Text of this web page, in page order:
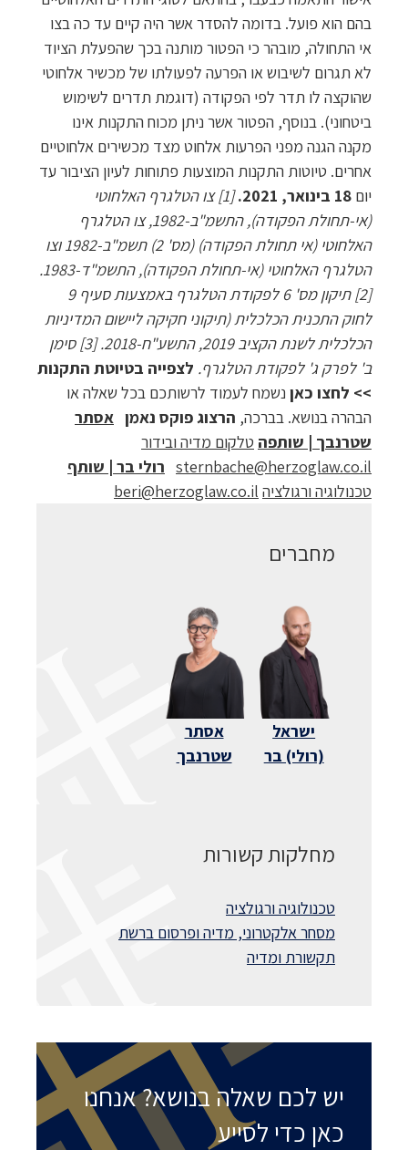
בהם הוא פועל. בדומה להסדר אשר היה קיים עד כה בצו
אי התחולה, מובהר כי הפטור מותנה בכך שהפעלת הציוד
לא תגרום לשיבוש או הפרעה לפעולתו של מכשיר אלחוטי
שהוקצה לו תדר לפי הפקודה (דוגמת תדרים לשימוש
ביטחוני). בנוסף, הפטור אשר ניתן מכוח התקנות אינו
מקנה הגנה מפני הפרעות אלחוט מצד מכשירים אלחוטיים
אחרים. טיוטות התקנות המוצעות פתוחות לעיון הציבור עד
יום 18 בינואר, 2021.
[1] צו הטלגרף האלחוטי
(אי-תחולת הפקודה), התשמ"ב-1982, צו הטלגרף
האלחוטי (אי תחולת הפקודה) (מס' 2) תשמ"ב-1982 וצו
הטלגרף האלחוטי (אי-תחולת הפקודה), התשמ"ד-1983.
[2] תיקון מס' 6 לפקודת הטלגרף באמצעות סעיף 9
לחוק התכנית הכלכלית (תיקוני חקיקה ליישום המדיניות
הכלכלית לשנת הקציב 2019, התשע"ח-2018. [3] סימן
ב' לפרק ג' לפקודת הטלגרף. לצפייה בטיוטת התקנות
>> לחצו כאן נשמח לעמוד לרשותכם בכל שאלה או
הבהרה בנושא​. בברכה, הרצוג פוקס נאמן אסתר
שטרנבך | שותפה טלקום מדיה ובידור
sternbache@herzoglaw.co.il רולי בר | שותף
טכנולוגיה ורגולציה beri@herzoglaw.co.il
מחברים
ישראל
(רולי) בר
אסתר
שטרנבך
מחלקות קשורות
טכנולוגיה ורגולציה
מסחר אלקטרוני, מדיה ופרסום ברשת
תקשורת ומדיה
יש לכם שאלה בנושא? אנחנו
כאן כדי לסייע